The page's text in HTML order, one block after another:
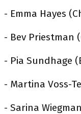
- Emma Hayes
- Bev Priestman
- Pia Sundhage
- Martina Voss-
- Sarina